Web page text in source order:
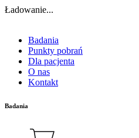
Ładowanie...
Badania
Punkty pobrań
Dla pacjenta
O nas
Kontakt
Badania